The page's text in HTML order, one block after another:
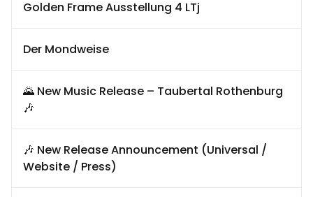
Golden Frame Ausstellung 4 LTj
Der Mondweise
🌄 New Music Release – Taubertal Rothenburg
🎶
🎶 New Release Announcement (Universal /
Website / Press)